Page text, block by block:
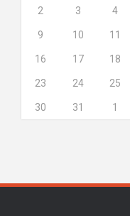
2 3 4
9 10 11
16 17 18
23 24 25
30 31 1